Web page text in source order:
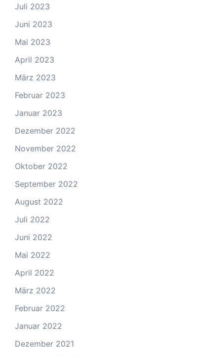
Juli 2023
Juni 2023
Mai 2023
April 2023
März 2023
Februar 2023
Januar 2023
Dezember 2022
November 2022
Oktober 2022
September 2022
August 2022
Juli 2022
Juni 2022
Mai 2022
April 2022
März 2022
Februar 2022
Januar 2022
Dezember 2021